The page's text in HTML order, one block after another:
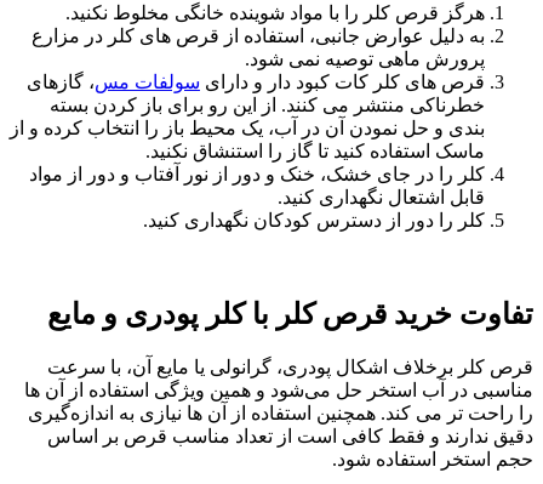
هرگز قرص‌ کلر را با مواد شوینده خانگی مخلوط نکنید.
به دلیل عوارض جانبی، استفاده از قرص های کلر در مزارع
پرورش ماهی توصیه نمی شود.
قرص های کلر کات کبود دار و دارای سولفات مس، گازهای
خطرناکی منتشر می‌ کنند. از این رو برای باز کردن بسته‌
بندی و حل نمودن آن در آب، یک محیط باز را انتخاب کرده و از
ماسک استفاده کنید تا گاز را استنشاق نکنید.
کلر را در جای خشک، خنک و دور از نور آفتاب و دور از مواد
قابل اشتعال نگهداری کنید.
کلر را دور از دسترس کودکان نگهداری کنید.
تفاوت خرید قرص کلر با کلر پودری و مایع
قرص کلر برخلاف اشکال پودری، گرانولی یا مایع آن، با سرعت
مناسبی در آب استخر حل می‌شود و همین ویژگی استفاده از آن ها
را راحت‌ تر می‌ کند. همچنین استفاده از آن ها نیازی به اندازه‌گیری
دقیق ندارند و فقط کافی است از تعداد مناسب قرص بر اساس
حجم استخر استفاده شود.